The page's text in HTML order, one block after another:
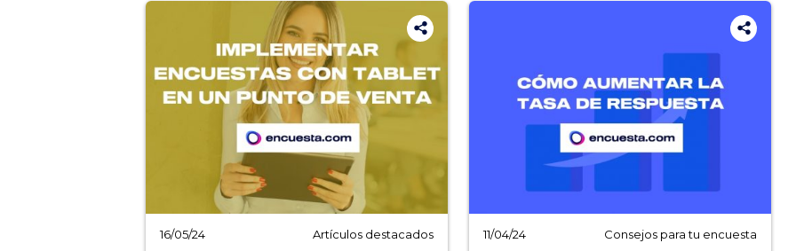
16/05/24 Artículos destacados 11/04/24 Consejos para tu encuesta